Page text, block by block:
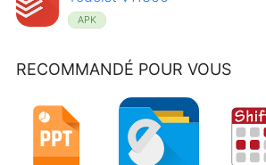
APK
RECOMMANDÉ POUR VOUS